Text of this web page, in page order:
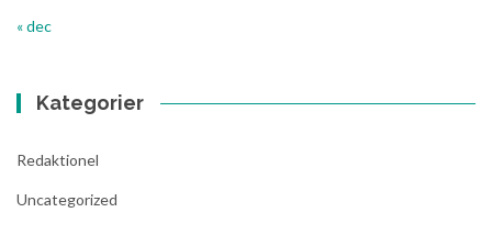
« dec
Kategorier
Redaktionel
Uncategorized